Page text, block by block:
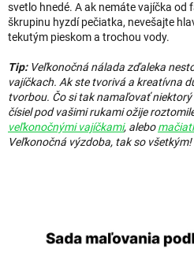
svetlo hnedé. A ak nemáte vajíčka od
škrupinu hyzdí pečiatka, nevešajte
tekutým pieskom a trochou vody.
Tip:Veľkonočná nálada zďaleka
vajíčkach. Ak ste tvorivá a kreatívna
tvorbou. Čo si tak namaľovať
čísiel pod vašimi rukami ožije
veľkonočnými vajíčkami, alebo
Veľkonočná výzdoba, tak so všetkým!